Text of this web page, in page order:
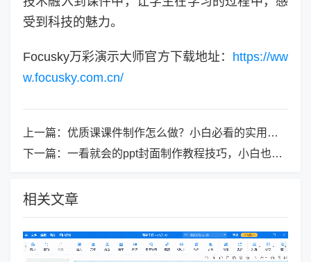
受到科技的魅力。
Focusky万彩演示大师官方下载地址： https://ww
w.focusky.com.cn/
上一篇： 优质课课件制作怎么做？小白必看的实用指南，让你秒变高手！
下一篇： 一看就会的ppt封面制作教程技巧，小白也能轻松掌握
相关文章